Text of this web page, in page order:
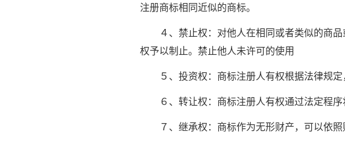
注册商标相同近似的商标。
４、禁止权：对他人在相同或者类似的商品
权予以制止。禁止他人未许可的使用
５、投资权：商标注册人有权根据法律规定
６、转让权：商标注册人有权通过法定程序
７、继承权：商标作为无形财产，可以依照